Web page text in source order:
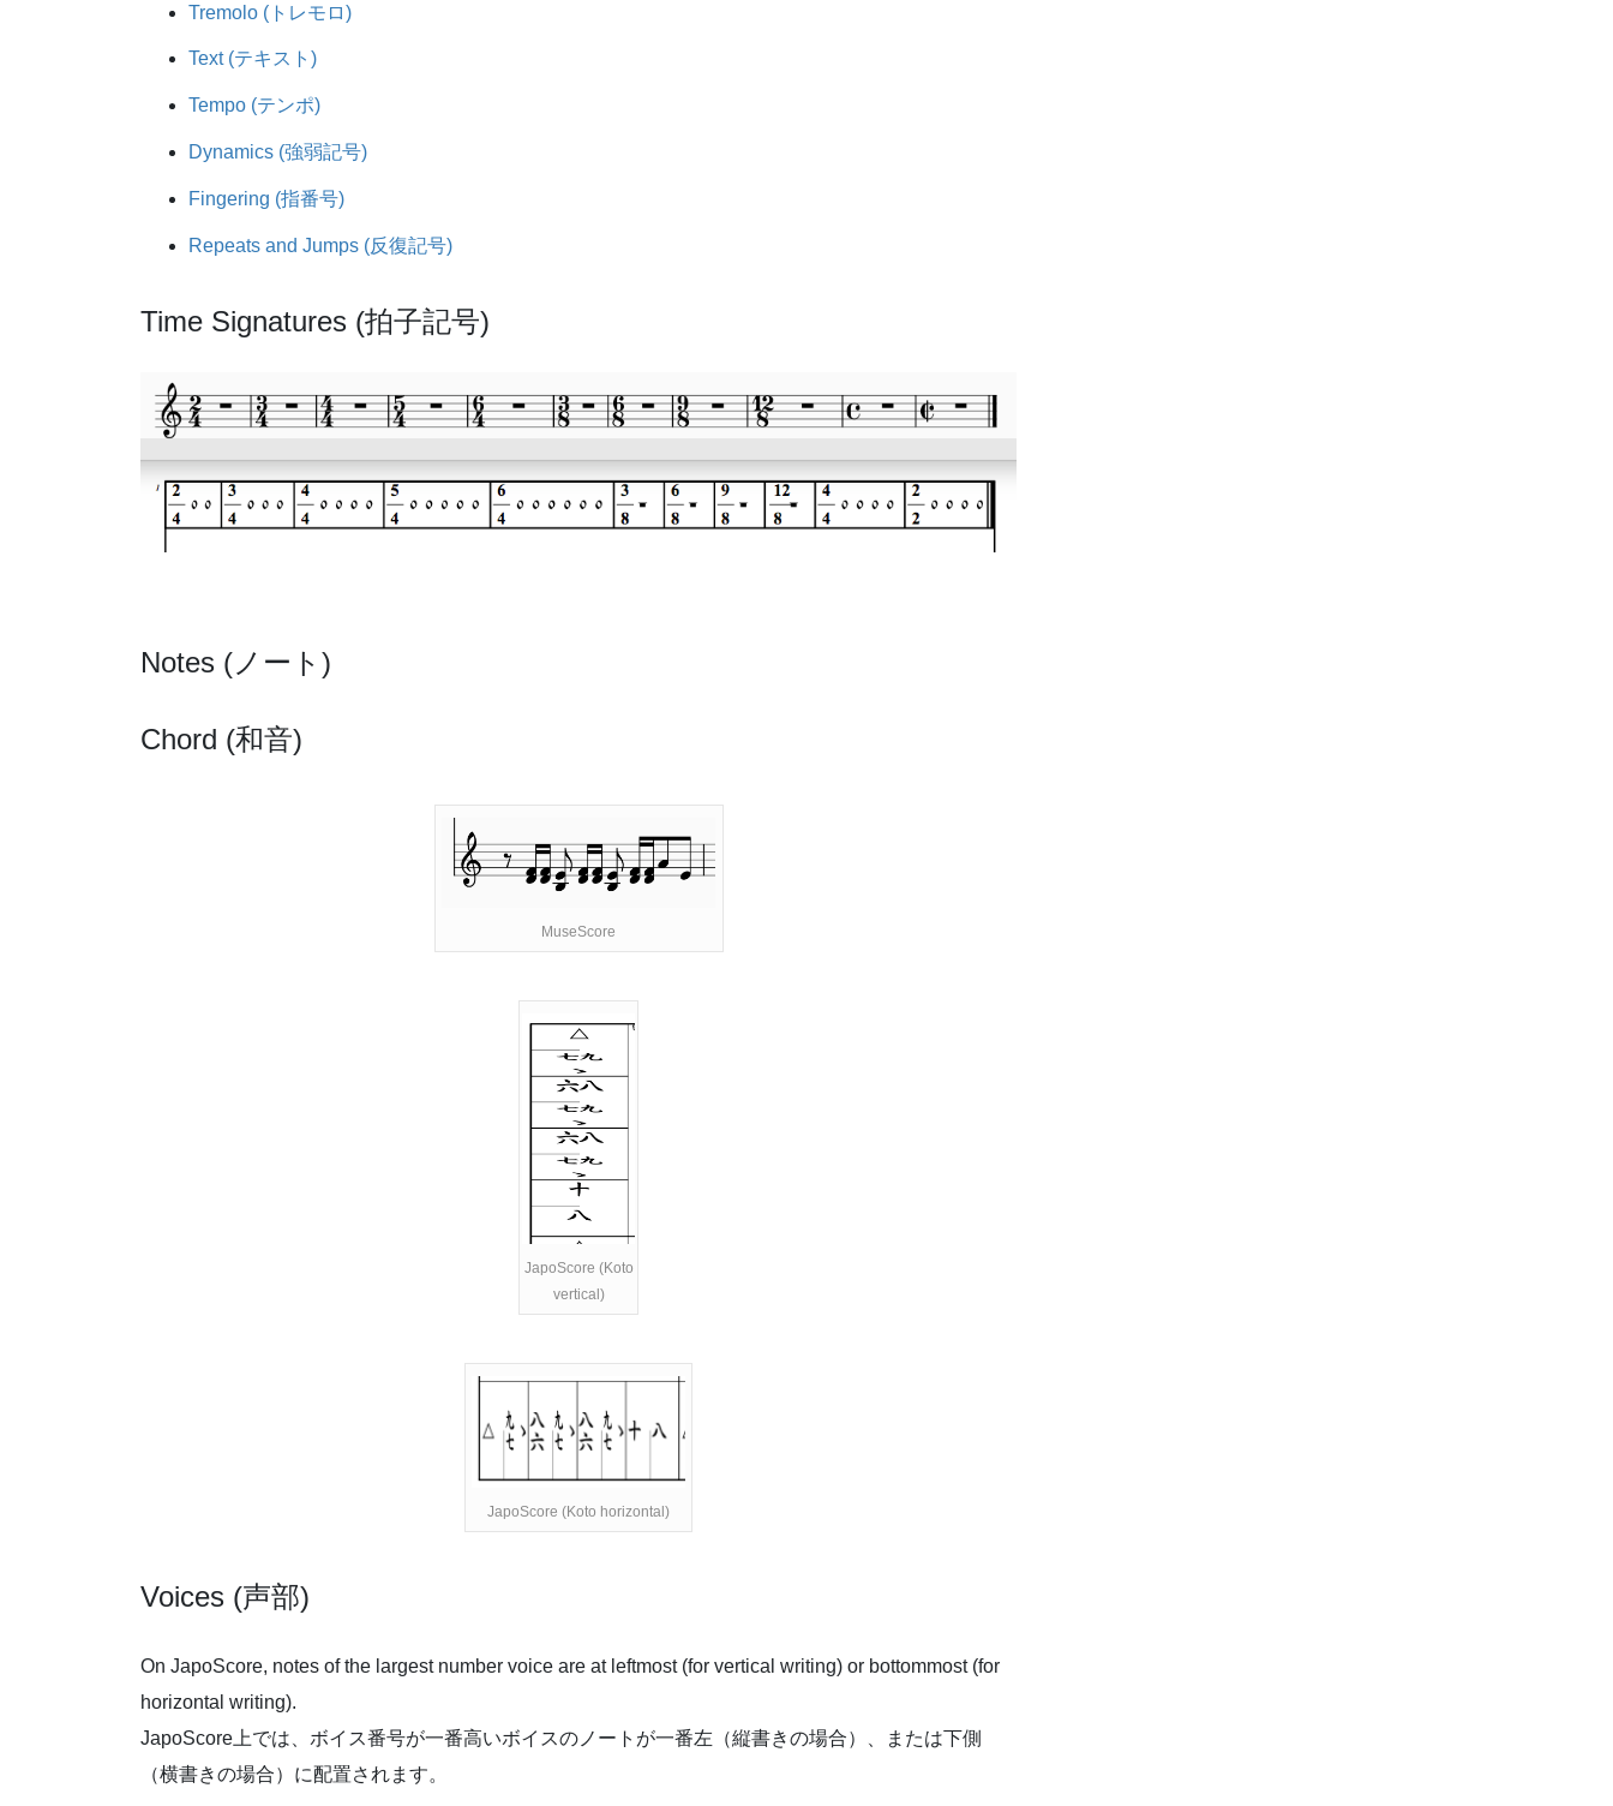
Tremolo (トレモロ)
Text (テキスト)
Tempo (テンポ)
Dynamics (強弱記号)
Fingering (指番号)
Repeats and Jumps (反復記号)
Time Signatures (拍子記号)
Notes (ノート)
Chord (和音)
MuseScore
JapoScore (Koto
vertical)
JapoScore (Koto horizontal)
Voices (声部)
On JapoScore, notes of the largest number voice are at leftmost (for vertical writing) or bottommost (for
horizontal writing).
JapoScore上では、ボイス番号が一番高いボイスのノートが一番左（縦書きの場合）、または下側
（横書きの場合）に配置されます。